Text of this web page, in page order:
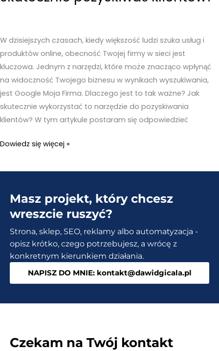
W dzisiejszych czasach, kiedy większość ludzi szuka usług i
produktów online, obecność Twojej firmy w sieci jest
kluczowa. Jednym z narzędzi, które może znacząco wpłynąć
na widoczność Twojego biznesu w wynikach wyszukiwania,
jest Google Moja Firma. Dlaczego jest to tak ważne? Jak
skutecznie wykorzystać to narzędzie do pozyskiwania
klientów? W tym artykule postaram się odpowiedzieć
Google
Firma
Jak
skutecznie
klientów?
Dowiedz się więcej »
Masz projekt, który chcesz
wreszcie ruszyć?
Strona, sklep, SEO, reklamy albo automatyzacja -
opisz krótko, czego potrzebujesz, a wrócę z
konkretnym kierunkiem działania.
NAPISZ DO MNIE: kontakt@dawidgicala.pl
Czekam na Twój kontakt